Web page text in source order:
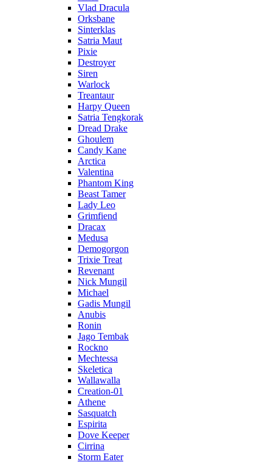
Vlad Dracula
Orksbane
Sinterklas
Satria Maut
Pixie
Destroyer
Siren
Warlock
Treantaur
Harpy Queen
Satria Tengkorak
Dread Drake
Ghoulem
Candy Kane
Arctica
Valentina
Phantom King
Beast Tamer
Lady Leo
Grimfiend
Dracax
Medusa
Demogorgon
Trixie Treat
Revenant
Nick Mungil
Michael
Gadis Mungil
Anubis
Ronin
Jago Tembak
Rockno
Mechtessa
Skeletica
Wallawalla
Creation-01
Athene
Sasquatch
Espirita
Dove Keeper
Cirrina
Storm Eater